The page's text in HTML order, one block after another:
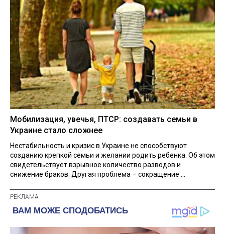
Мобилизация, увечья, ПТСР: создавать семьи в
Украине стало сложнее
Нестабильность и кризис в Украине не способствуют
созданию крепкой семьи и желании родить ребенка. Об этом
свидетельствует взрывное количество разводов и
снижение браков. Другая проблема – сокращение ...